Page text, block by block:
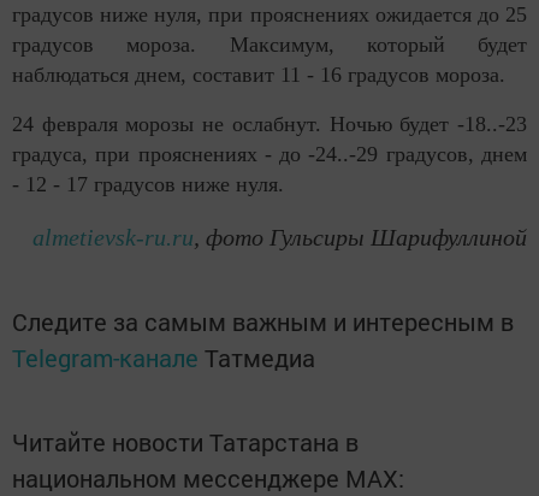
градусов ниже нуля, при прояснениях ожидается до 25
градусов мороза. Максимум, который будет
наблюдаться днем, составит 11 - 16 градусов мороза.
24 февраля морозы не ослабнут. Ночью будет -18..-23
градуса, при прояснениях - до -24..-29 градусов, днем
- 12 - 17 градусов ниже нуля.
almetievsk-ru.ru, фото Гульсиры Шарифуллиной
Следите за самым важным и интересным в
Telegram-канале Татмедиа
Читайте новости Татарстана в
национальном мессенджере MАХ: